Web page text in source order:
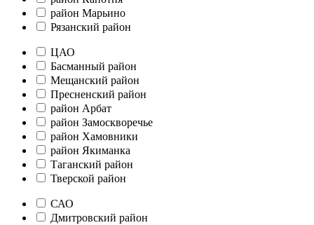
район Марьино
Рязанский район
ЦАО
Басманный район
Мещанский район
Пресненский район
район Арбат
район Замоскворечье
район Хамовники
район Якиманка
Таганский район
Тверской район
САО
Дмитровский район